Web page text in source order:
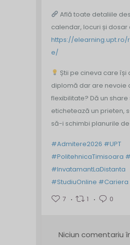
Află toate detaliile
calendar, locuri și dosar
https://
e/
Știi pe cineva care își
diplomă dar are nevoie
flexibilitate? Dă un share
etichetează un prieten,
să-i schimbi planurile
#Admitere2026 #UPT
#PolitehnicaTimisoara
#InvatamantLaDistanta
#StudiuOnline #Cariera
7
1 0
Niciun comentariu